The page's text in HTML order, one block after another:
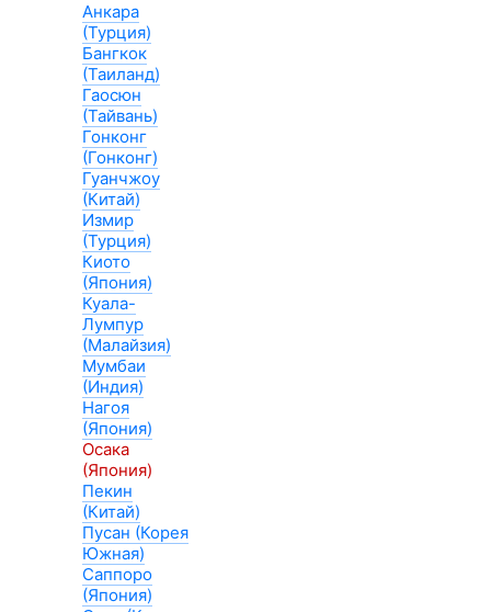
Анкара
(Турция)
Бангкок
(Таиланд)
Гаосюн
(Тайвань)
Гонконг
(Гонконг)
Гуанчжоу
(Китай)
Измир
(Турция)
Киото
(Япония)
Куала-
Лумпур
(Малайзия)
Мумбаи
(Индия)
Нагоя
(Япония)
Осака
(Япония)
Пекин
(Китай)
Пусан (Корея
Южная)
Саппоро
(Япония)